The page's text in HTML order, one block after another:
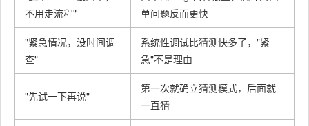
不用走流程"
单问题反而更快
"紧急情况，没时间调
查"
系统性调试比猜测快多了，"紧
急"不是理由
"先试一下再说"
第一次就确立猜测模式，后面就
一直猜